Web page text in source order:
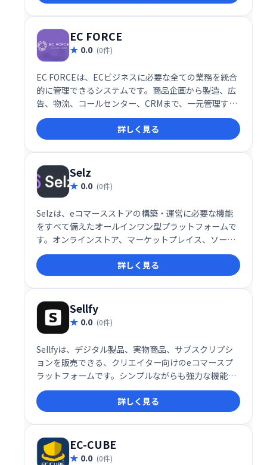
EC FORCE
0.0 (0件)
EC FORCEは、ECビジネスに必要な全ての業務を統合
的に管理できるシステムです。商品企画から製造、広
告、物流、コールセンター、CRMまで、一元管理する
ことで業務効率化を実現します。現場のニーズを満た
す設計で、スムーズなECビジネス運営を強力にサポー
トします。
詳しく見る
Selz
0.0 (0件)
Selzは、eコマースストアの構築・運営に必要な機能
をすべて備えたオールインワン型プラットフォームで
す。オンラインストア、マーケットプレイス、ソーシ
ャルメディアなど、多様な販売チャネルに対応し、ビ
ジネスの開始から拡大までをサポートします。追加の
サービスやアプリは不要で、シンプルかつ効率的にビ
ジネスを管理できます。
詳しく見る
Sellfy
0.0 (0件)
Sellfyは、デジタル製品、実物商品、サブスクリプシ
ョンを販売できる、クリエイター向けのeコマースプ
ラットフォームです。シンプルながらも強力な機能
で、販売から顧客管理までを効率化。クレジットカー
ド不要で無料トライアルも可能です。直感的な操作性
と強力な販売機能で、あなたのクリエイティブな作品
を世界へ届けましょう。
詳しく見る
EC-CUBE
0.0 (0件)